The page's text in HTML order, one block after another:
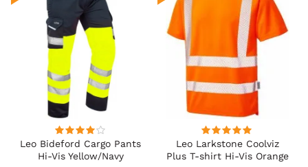
Leo Bideford Cargo Pants
Hi-Vis Yellow/Navy
Leo Larkstone Coolviz
Plus T-shirt Hi-Vis Orange